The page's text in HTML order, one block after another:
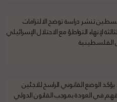
تنشر دراسة توضح الالتزامات
لإنهاء التواطؤ مع الاحتلال الإسرائيلي
الفلسطينية
الوضع القانوني الراسخ للاجئين
في العودة بموجب القانون الدولي